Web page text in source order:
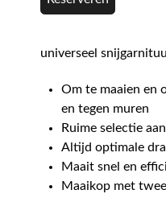
universeel
Om te maaien en
en tegen muren
Ruime selectie
Altijd optimale
Maait snel en
Maaikop met